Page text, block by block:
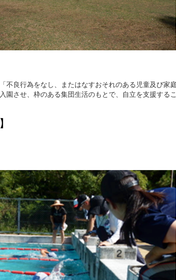
不良行為をなし、またはなすおそれのある児童及び家
園させ、枠のある集団生活のもとで、自立を支援する